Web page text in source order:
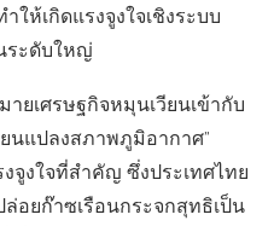
ให้เกิดแรงจูงใจเชิงระบบ
ระดับใหญ่
ยเศรษฐกิจหมุนเวียนเข้ากับ
นแปลงสภาพภูมิอากาศ”
จูงใจที่สำคัญ ซึ่งประเทศไทย
อยก๊าซเรือนกระจกสุทธิเป็น